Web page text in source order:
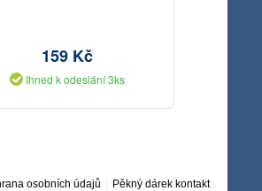
159 Kč
Ihned k odeslání 3ks
osobních údajů Pěkný dárek kontakt